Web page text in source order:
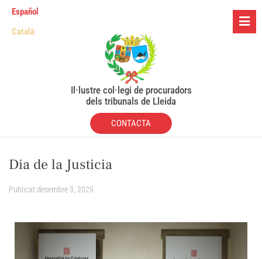
Español
Català
Il·lustre col·legi de procuradors
dels tribunals de Lleida
CONTACTA
Dia de la Justicia
Publicat desembre 3, 2025